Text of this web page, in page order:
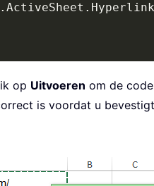
. ActiveSheet .
op Uitvoeren om de
is voordat u